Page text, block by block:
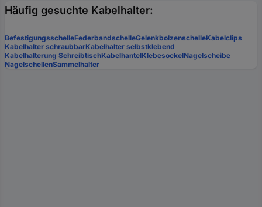
Häufig gesuchte Kabelhalter:
BefestigungsschelleFederbandschelleGelenkbolzenschelleKabelclips
Kabelhalter schraubbarKabelhalter selbstklebend
Kabelhalterung SchreibtischKabelhantelKlebesockelNagelscheibe
NagelschellenSammelhalter